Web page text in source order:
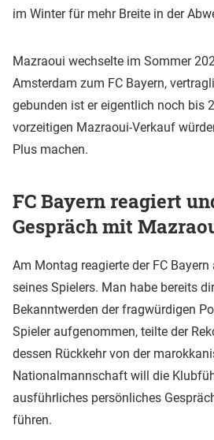
im Winter für mehr Breite in der
Mazraoui wechselte im Sommer
Amsterdam zum FC Bayern,
gebunden ist er eigentlich noch bis
vorzeitigen Mazraoui-Verkauf
Plus machen.
FC Bayern reagiert
Gespräch mit
Am Montag reagierte der FC
seines Spielers. Man habe bereits
Bekanntwerden der fragwürdigen
Spieler aufgenommen, teilte der
dessen Rückkehr von der
Nationalmannschaft will die
ausführliches persönliches
führen.